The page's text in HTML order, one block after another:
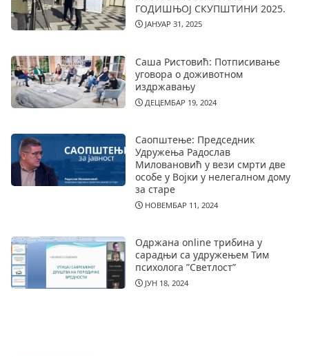
ГОДИШЊОЈ СКУПШТИНИ 2025.
ЈАНУАР 31, 2025
Саша Ристовић: Потписивање
уговора о доживотном
издржавању
ДЕЦЕМБАР 19, 2024
Саопштење: Председник
Удружења Радослав
Миловановић у вези смрти две
особе у Војки у нелегалном дому
за старе
НОВЕМБАР 11, 2024
Одржана online трибина у
сарадњи са удружењем Тим
психолога ”Светлост”
ЈУН 18, 2024